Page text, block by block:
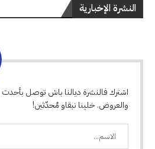
النشرة الإخبارية
اشترك فالنشرة ديالنا باش توصل بأحدث
والعروض. خلينا نبقاو مُحدّثين!